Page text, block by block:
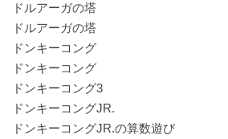
ドルアーガの塔
ドルアーガの塔
ドンキーコング
ドンキーコング
ドンキーコング3
ドンキーコングJR.
ドンキーコングJR.の算数遊び